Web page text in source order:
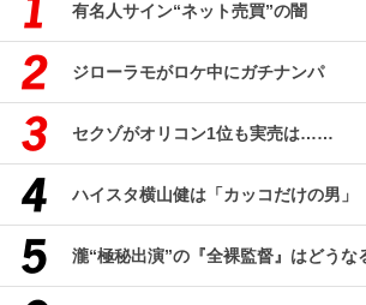
有名人サイン“ネット売買”の闇
ジローラモがロケ中にガチナンパ
セクゾがオリコン1位も実売は……
ハイスタ横山健は「カッコだけの男」
瀧“極秘出演”の『全裸監督』はどうな